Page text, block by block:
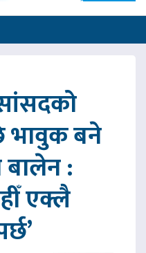
भावुक बने
बालेन :
एक्लै